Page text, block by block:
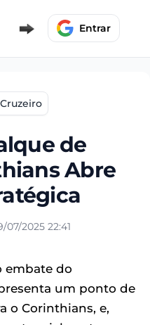
Entrar
de
Abre
07/2025 22:41
embate do
um ponto de
o Corinthians, e,